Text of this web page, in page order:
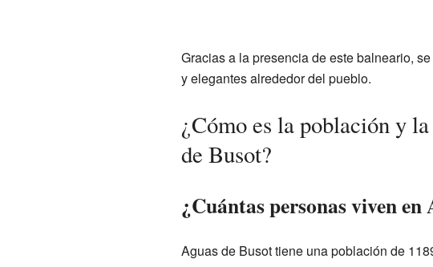
Gracias a la presencia de este balneario,
y elegantes alrededor del pueblo.
¿Cómo es la población y
de Busot?
¿Cuántas personas viven en
Aguas de Busot tiene una población de